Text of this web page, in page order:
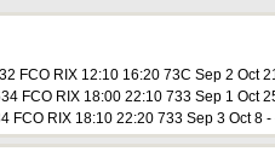
FCO RIX 12:10 16:20 73C Sep 2 Oct
FCO RIX 18:00 22:10 733 Sep 1 Oct
FCO RIX 18:10 22:20 733 Sep 3 Oct 8 -